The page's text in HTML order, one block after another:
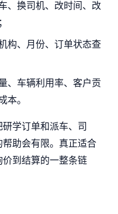
、换司机、改时间、改
构、月份、订单状态查
、车辆利用率、客户贡
本。
学订单和派车、司
助会有限。真正适合
到结算的一整条链